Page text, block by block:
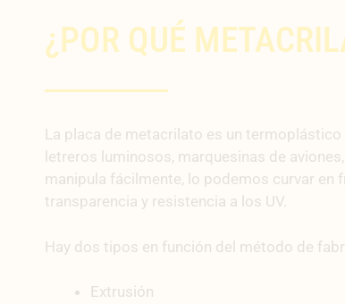
¿POR QUÉ
La placa de metacrilato es un
letreros luminosos, marquesinas de
manipula fácilmente, lo podemos curvar
transparencia y resistencia a los UV.
Hay dos tipos en función del método de
Extrusión